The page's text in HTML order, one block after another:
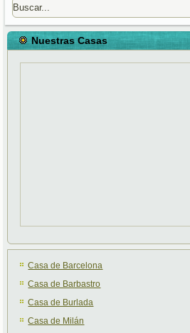
Nuestras Casas
Casa de Barcelona
Casa de Barbastro
Casa de Burlada
Casa de Milán